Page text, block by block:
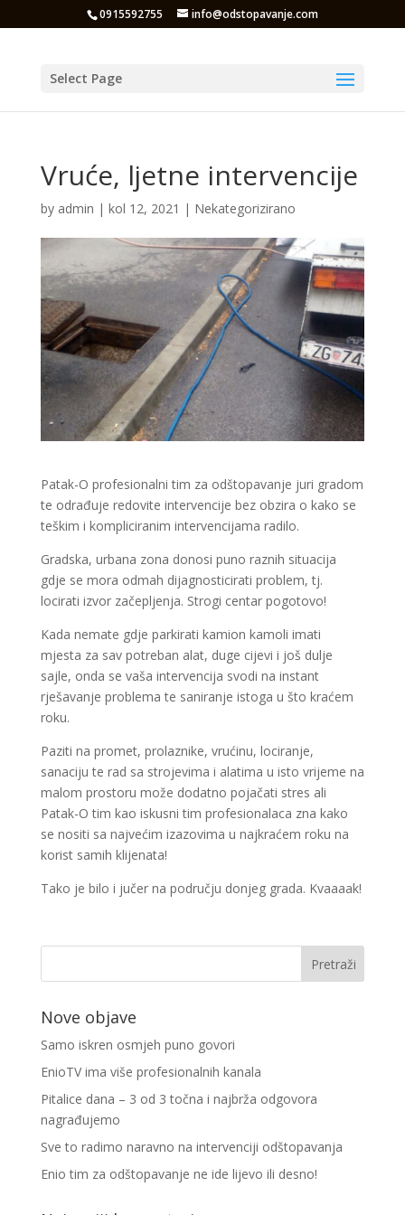
0915592755 info@odstopavanje.com
Select Page
Vruće, ljetne intervencije
by admin | kol 12, 2021 | Nekategorizirano
Patak-O profesionalni tim za odštopavanje juri gradom
te odrađuje redovite intervencije bez obzira o kako se
teškim i kompliciranim intervencijama radilo.
Gradska, urbana zona donosi puno raznih situacija
gdje se mora odmah dijagnosticirati problem, tj.
locirati izvor začepljenja. Strogi centar pogotovo!
Kada nemate gdje parkirati kamion kamoli imati
mjesta za sav potreban alat, duge cijevi i još dulje
sajle, onda se vaša intervencija svodi na instant
rješavanje problema te saniranje istoga u što kraćem
roku.
Paziti na promet, prolaznike, vrućinu, lociranje,
sanaciju te rad sa strojevima i alatima u isto vrijeme na
malom prostoru može dodatno pojačati stres ali
Patak-O tim kao iskusni tim profesionalaca zna kako
se nositi sa najvećim izazovima u najkraćem roku na
korist samih klijenata!
Tako je bilo i jučer na području donjeg grada. Kvaaaak!
Nove objave
Samo iskren osmjeh puno govori
EnioTV ima više profesionalnih kanala
Pitalice dana – 3 od 3 točna i najbrža odgovora
nagrađujemo
Sve to radimo naravno na intervenciji odštopavanja
Enio tim za odštopavanje ne ide lijevo ili desno!